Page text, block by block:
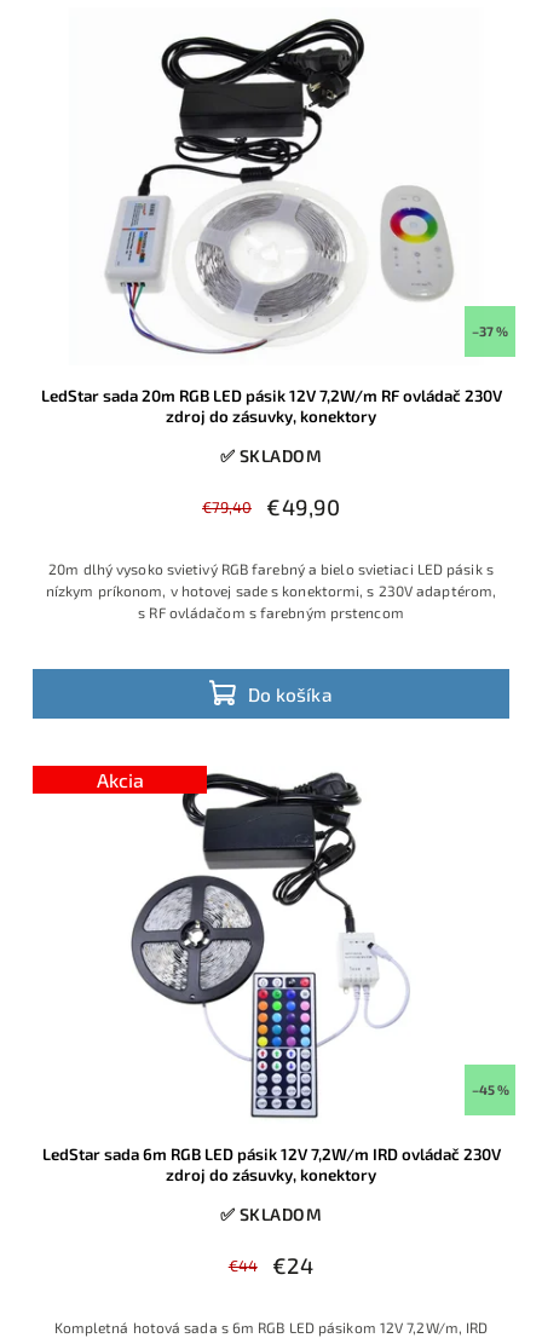
–37 %
LedStar sada 20m RGB LED pásik 12V 7,2W/m RF ovládač 230V
zdroj do zásuvky, konektory
✅ SKLADOM
€79,40 €49,90
Do košíka
20m dlhý vysoko svietivý RGB farebný a bielo svietiaci LED pásik s
nízkym príkonom, v hotovej sade s konektormi, s 230V adaptérom,
s RF ovládačom s farebným prstencom
Akcia
–45 %
LedStar sada 6m RGB LED pásik 12V 7,2W/m IRD ovládač 230V
zdroj do zásuvky, konektory
✅ SKLADOM
€44 €24
Kompletná hotová sada s 6m RGB LED pásikom 12V 7,2W/m, IRD